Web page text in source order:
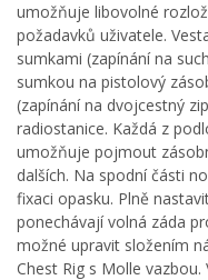
umožňuje libovolné
požadavků uživatele.
sumkami (zapínání na
sumkou na pistolový
(zapínání na dvojcestný
radiostanice. Každá z
umožňuje pojmout
dalších. Na spodní části
fixaci opasku. Plně
ponechávají volná záda
možné upravit složením
Chest Rig s Molle